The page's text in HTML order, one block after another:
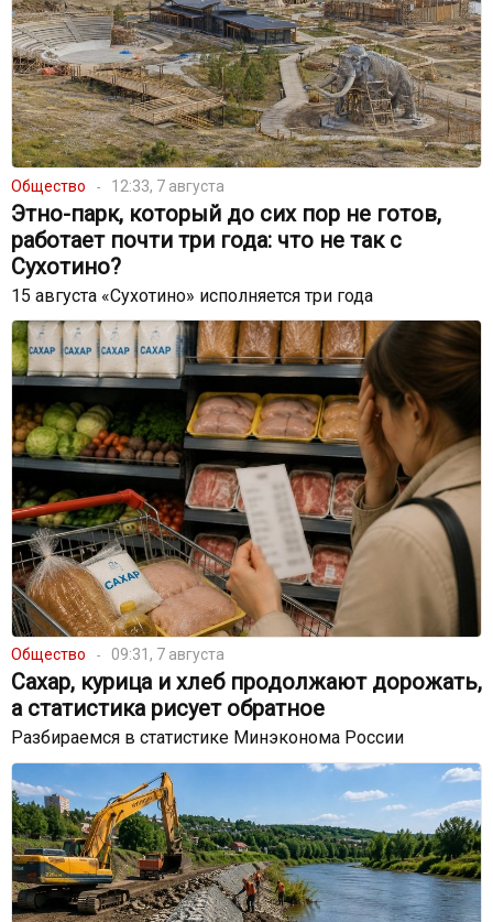
Общество 12:33, 7 августа
Этно-парк, который до сих пор не готов,
работает почти три года: что не так с
Сухотино?
15 августа «Сухотино» исполняется три года
Общество 09:31, 7 августа
Сахар, курица и хлеб продолжают дорожать,
а статистика рисует обратное
Разбираемся в статистике Минэконома России